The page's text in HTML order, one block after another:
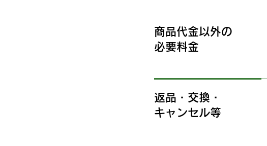
商品代金以外の
必要料金
返品・交換・
キャンセル等